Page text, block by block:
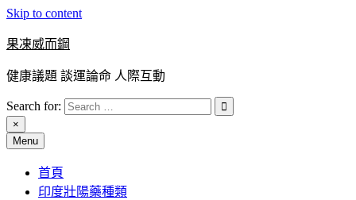
Skip to content
果凍威而鋼
健康議題 談運論命 人際互動
Search for:
×
Menu
首頁
印度壯陽藥種類